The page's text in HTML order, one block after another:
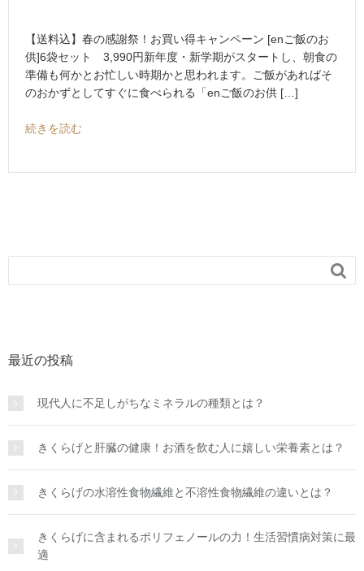
【送料込】春の感謝祭！お買い得キャンペーン [enご飯のお
供]6袋セット 3,990円新年度・新学期がスタートし、朝食の
準備も何かとお忙しい時期かと思われます。ご飯があればそ
のおかずとしてすぐに食べられる「enご飯のお供 […]
続きを読む

最近の投稿
現代人に不足しがちなミネラルの種類とは？
きくらげと肝臓の健康！お酒を飲む人に嬉しい栄養素とは？
きくらげの水溶性食物繊維と不溶性食物繊維の違いとは？
きくらげに含まれるポリフェノールの力！生活習慣病対策に最
適